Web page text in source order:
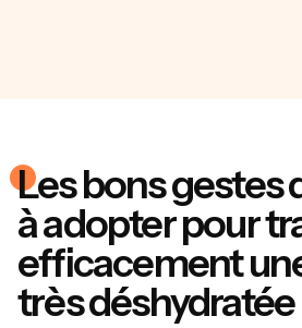
Les bons gestes
à adopter pour
efficacement
très déshydratée